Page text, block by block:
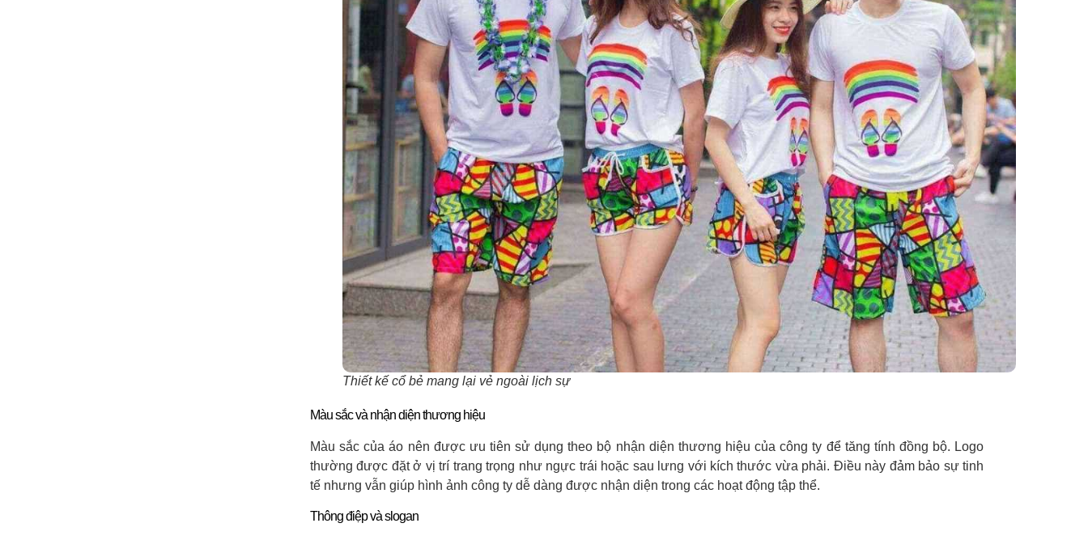
Thiết kế cổ bẻ mang lại vẻ ngoài lịch sự
Màu sắc và nhận diện thương hiệu
Màu sắc của áo nên được ưu tiên sử dụng theo bộ nhận diện thương hiệu của công ty để tăng tính đồng bộ. Logo
thường được đặt ở vị trí trang trọng như ngực trái hoặc sau lưng với kích thước vừa phải. Điều này đảm bảo sự tinh
tế nhưng vẫn giúp hình ảnh công ty dễ dàng được nhận diện trong các hoạt động tập thể.
Thông điệp và slogan